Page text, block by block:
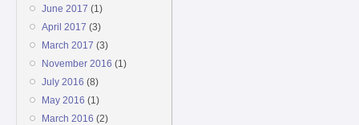
June 2017 (1)
April 2017 (3)
March 2017 (3)
November 2016 (1)
July 2016 (8)
May 2016 (1)
March 2016 (2)